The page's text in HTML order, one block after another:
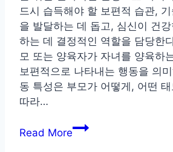
드시 습득해야 할 보편적 습관,
을 발달하는 데 돕고, 심신이 건
하는 데 결정적인 역할을 담당한
모 또는 양육자가 자녀를 양육하
보편적으로 나타내는 행동을 의
동 특성은 부모가 어떻게, 어떤
따라…
Read More
영